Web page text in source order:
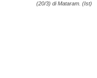
(20/3) di Mataram. (Ist)